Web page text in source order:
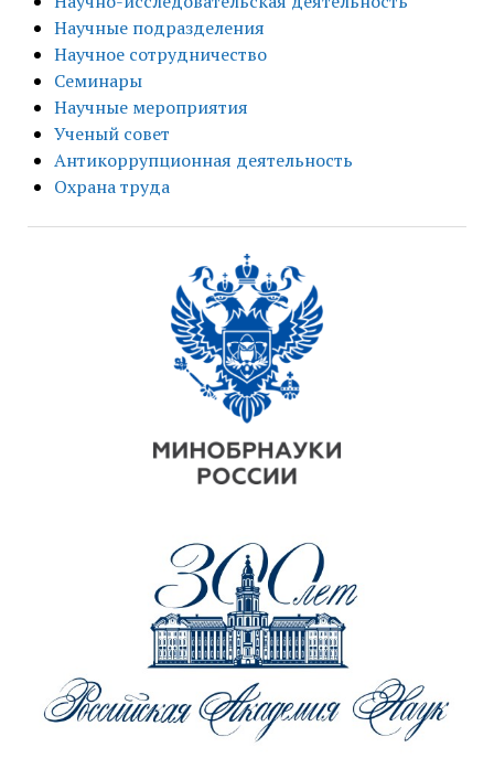
Научные подразделения
Научное сотрудничество
Семинары
Научные мероприятия
Ученый совет
Антикоррупционная деятельность
Охрана труда